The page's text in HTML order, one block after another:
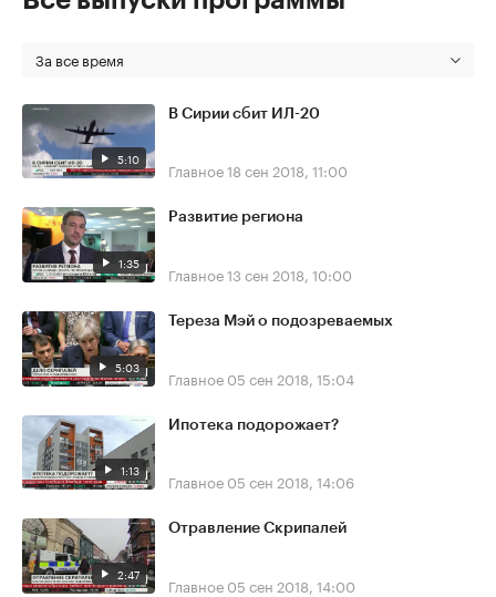
За все время
5:10
В Сирии сбит ИЛ-20
Главное18 сен 2018, 11:00
1:35
Развитие региона
Главное13 сен 2018, 10:00
5:03
Тереза Мэй о подозреваемых
Главное 05 сен 2018, 15:04
1:13
Ипотека подорожает?
Главное 05 сен 2018, 14:06
2:47
Отравление Скрипалей
Главное 05 сен 2018, 14:00